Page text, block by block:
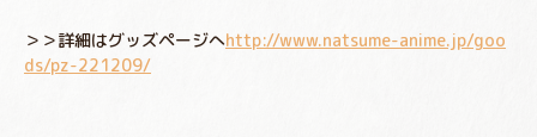
＞＞詳細はグッズページへhttp://www.natsume-anime.jp/goo
ds/pz-221209/